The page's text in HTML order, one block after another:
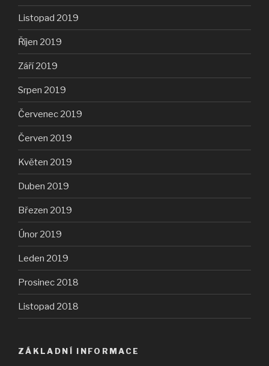
Listopad 2019
Říjen 2019
Září 2019
Srpen 2019
Červenec 2019
Červen 2019
Květen 2019
Duben 2019
Březen 2019
Únor 2019
Leden 2019
Prosinec 2018
Listopad 2018
ZÁKLADNÍ INFORMACE